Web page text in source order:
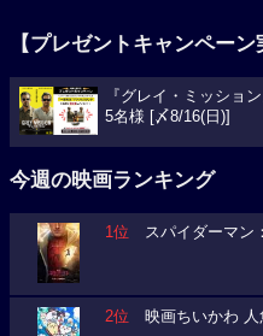
【プレゼントキャンペーン
『グレイ・ミッショ
5名様 [〆8/16(日)]
今週の映画ランキング
1位 スパイダーマン
2位 映画ちいかわ 人